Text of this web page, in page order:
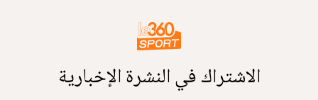
الاشتراك في النشرة الإخبارية